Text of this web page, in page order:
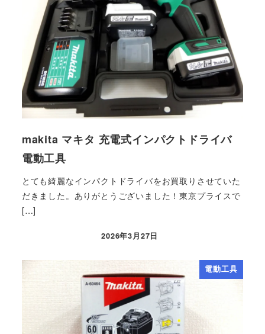
makita マキタ 充電式インパクトドライバ
電動工具
とても綺麗なインパクトドライバをお買取りさせていた
だきました。ありがとうございました！東京プライスで
[…]
2026年3月27日
電動工具